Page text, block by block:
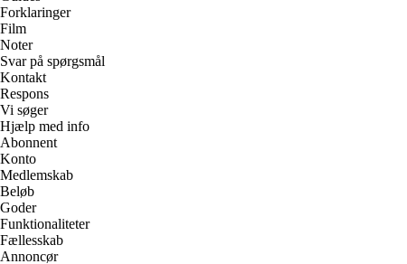
Forklaringer
Film
Noter
Svar på spørgsmål
Kontakt
Respons
Vi søger
Hjælp med info
Abonnent
Konto
Medlemskab
Beløb
Goder
Funktionaliteter
Fællesskab
Annoncør